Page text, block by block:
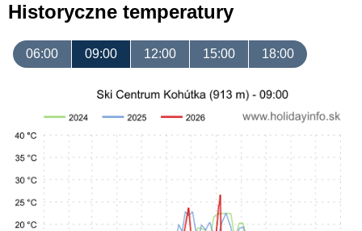
Historyczne temperatury
06:00 09:00 12:00 15:00 18:00